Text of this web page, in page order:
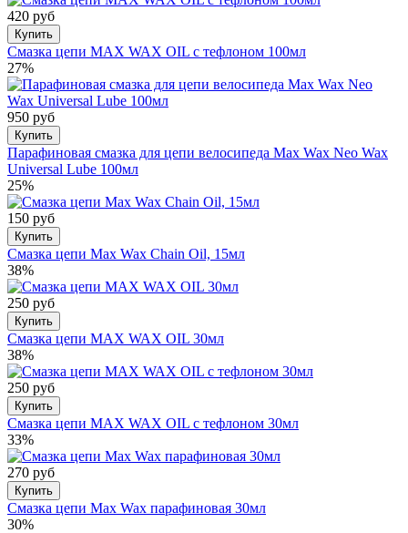
420 руб
Купить
Смазка цепи MAX WAX OIL c тефлоном 100мл
27%
950 руб
Купить
Парафиновая смазка для цепи велосипеда Max Wax Neo Wax
Universal Lube 100мл
25%
150 руб
Купить
Смазка цепи Max Wax Chain Oil, 15мл
38%
250 руб
Купить
Смазка цепи MAX WAX OIL 30мл
38%
250 руб
Купить
Смазка цепи MAX WAX OIL c тефлоном 30мл
33%
270 руб
Купить
Смазка цепи Max Wax парафиновая 30мл
30%